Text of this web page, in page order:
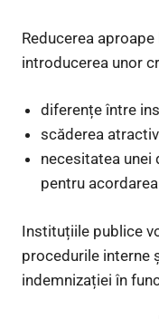
Reducerea
introducerea unor
diferențe între
scăderea
necesitatea
pentru
Instituțiile publice
procedurile interne
indemnizației în